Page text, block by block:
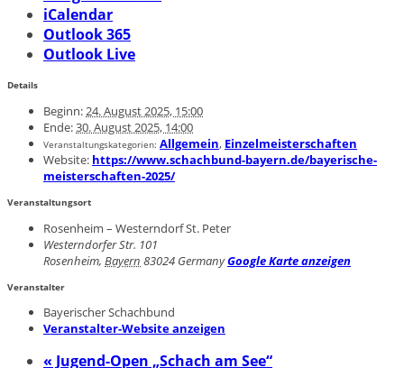
iCalendar
Outlook 365
Outlook Live
Details
Beginn:24. August 2025, 15:00
Ende:30. August 2025, 14:00
Veranstaltungskategorien: Allgemein, Einzelmeisterschaften
Website: https://www.schachbund-bayern.de/bayerische-
meisterschaften-2025/
Veranstaltungsort
Rosenheim – Westerndorf St. Peter
Westerndorfer Str. 101
Rosenheim, Bayern 83024 GermanyGoogle Karte anzeigen
Veranstalter
Bayerischer Schachbund
Veranstalter-Website anzeigen
« Jugend-Open „Schach am See“